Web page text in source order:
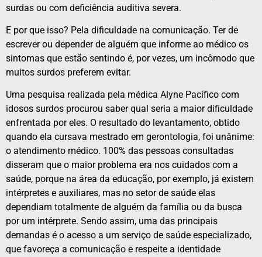
surdas ou com deficiência auditiva severa.
E por que isso? Pela dificuldade na comunicação. Ter de
escrever ou depender de alguém que informe ao médico os
sintomas que estão sentindo é, por vezes, um incômodo que
muitos surdos preferem evitar.
Uma pesquisa realizada pela médica Alyne Pacífico com
idosos surdos procurou saber qual seria a maior dificuldade
enfrentada por eles. O resultado do levantamento, obtido
quando ela cursava mestrado em gerontologia, foi unânime:
o atendimento médico. 100% das pessoas consultadas
disseram que o maior problema era nos cuidados com a
saúde, porque na área da educação, por exemplo, já existem
intérpretes e auxiliares, mas no setor de saúde elas
dependiam totalmente de alguém da família ou da busca
por um intérprete. Sendo assim, uma das principais
demandas é o acesso a um serviço de saúde especializado,
que favoreça a comunicação e respeite a identidade